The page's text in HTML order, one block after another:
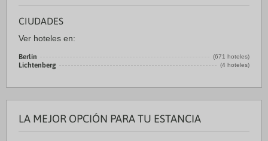
CIUDADES
Ver hoteles en:
Berlín (671 hoteles)
Lichtenberg (4 hoteles)
LA MEJOR OPCIÓN PARA TU ESTANCIA